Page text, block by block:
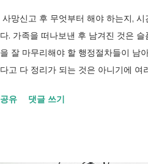
사망신고 후 무엇부터 해야 하는지,
다. 가족을 떠나보낸 후 남겨진 것은
을 잘 마무리해야 할 행정절차들이 남
다고 다 정리가 되는 것은 아니기에
처리까지 이 흐름만 따라가시면 됩니
공유 댓글 쓰기